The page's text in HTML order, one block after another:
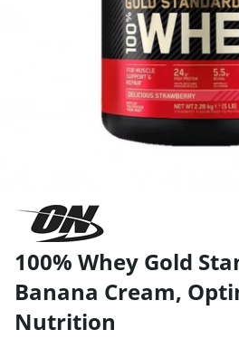
100% Whey Gold
Banana Cream,
Nutrition